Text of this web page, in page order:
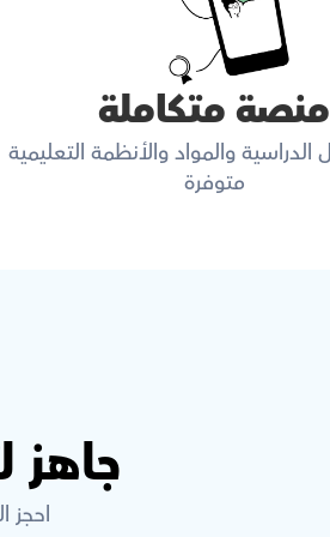
منصة متكاملة
جميع المراحل الدراسية والمواد والأنظمة التعليمية
متوفرة
احجز